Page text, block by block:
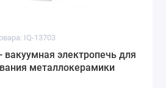
IQ-13703
электропечь для
металлокерамики